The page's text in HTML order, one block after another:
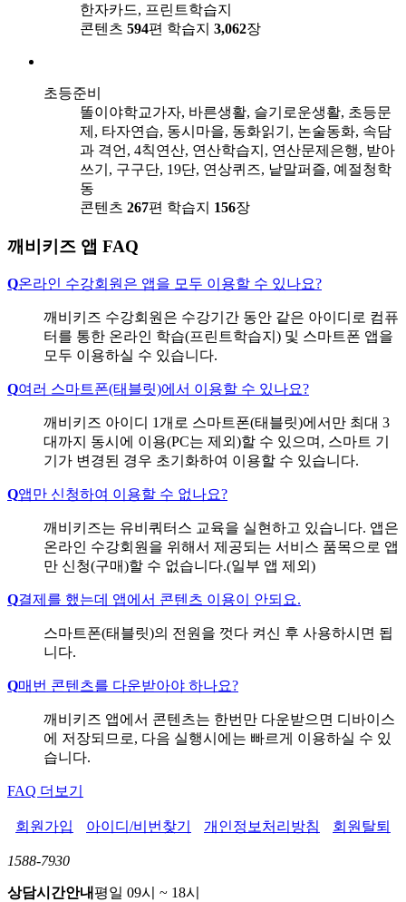
한자카드, 프린트학습지
콘텐츠 594편 학습지 3,062장
초등준비
똘이야학교가자, 바른생활, 슬기로운생활, 초등문
제, 타자연습, 동시마을, 동화읽기, 논술동화, 속담
과 격언, 4칙연산, 연산학습지, 연산문제은행, 받아
쓰기, 구구단, 19단, 연상퀴즈, 낱말퍼즐, 예절청학
동
콘텐츠 267편 학습지 156장
깨비키즈 앱 FAQ
Q온라인 수강회원은 앱을 모두 이용할 수 있나요?
깨비키즈 수강회원은 수강기간 동안 같은 아이디로 컴퓨
터를 통한 온라인 학습(프린트학습지) 및 스마트폰 앱을
모두 이용하실 수 있습니다.
Q여러 스마트폰(태블릿)에서 이용할 수 있나요?
깨비키즈 아이디 1개로 스마트폰(태블릿)에서만 최대 3
대까지 동시에 이용(PC는 제외)할 수 있으며, 스마트 기
기가 변경된 경우 초기화하여 이용할 수 있습니다.
Q앱만 신청하여 이용할 수 없나요?
깨비키즈는 유비쿼터스 교육을 실현하고 있습니다. 앱은
온라인 수강회원을 위해서 제공되는 서비스 품목으로 앱
만 신청(구매)할 수 없습니다.(일부 앱 제외)
Q결제를 했는데 앱에서 콘텐츠 이용이 안되요.
스마트폰(태블릿)의 전원을 껏다 켜신 후 사용하시면 됩
니다.
Q매번 콘텐츠를 다운받아야 하나요?
깨비키즈 앱에서 콘텐츠는 한번만 다운받으면 디바이스
에 저장되므로, 다음 실행시에는 빠르게 이용하실 수 있
습니다.
FAQ 더보기
회원가입 아이디/비번찾기 개인정보처리방침 회원탈퇴
1588-7930
상담시간안내평일 09시 ~ 18시